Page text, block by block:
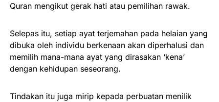
Quran mengikut gerak hati atau pemilihan rawak.
Selepas itu, setiap ayat terjemahan pada helaian yang
dibuka oleh individu berkenaan akan diperhalusi dan
memilih mana-mana ayat yang dirasakan ‘kena’
dengan kehidupan seseorang.
Tindakan itu juga mirip kepada perbuatan menilik